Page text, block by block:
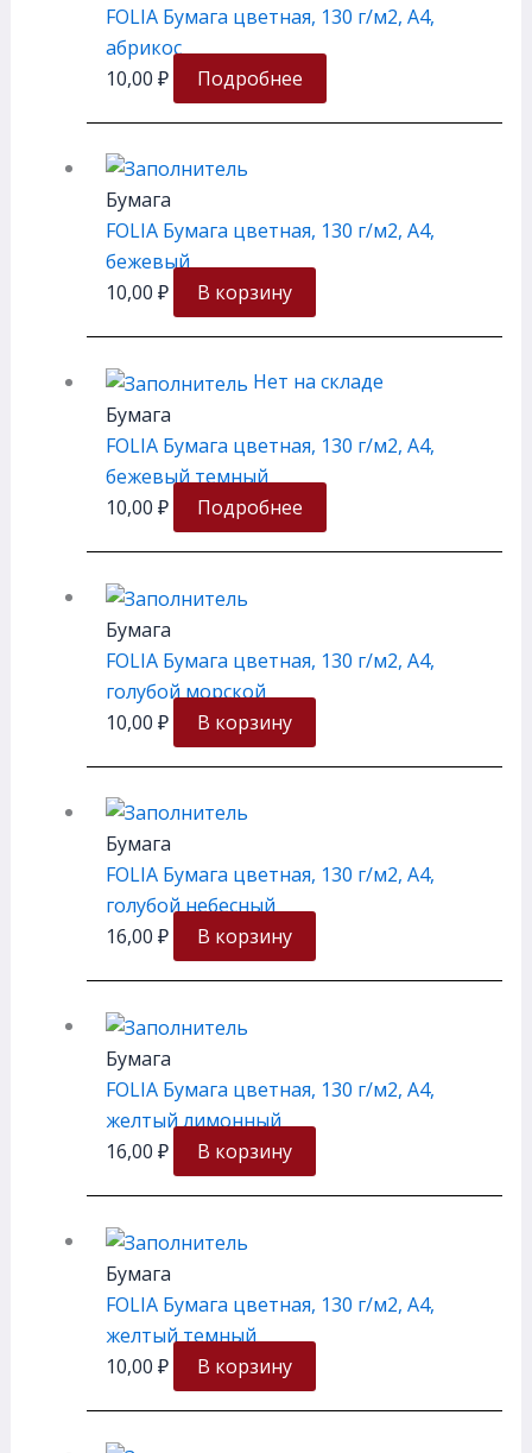
FOLIA Бумага цветная, 130 г/м2, A4,
абрикос
10,00 ₽ Подробнее
Бумага
FOLIA Бумага цветная, 130 г/м2, A4,
бежевый
10,00 ₽ В корзину
Нет на складе
Бумага
FOLIA Бумага цветная, 130 г/м2, A4,
бежевый темный
10,00 ₽ Подробнее
Бумага
FOLIA Бумага цветная, 130 г/м2, A4,
голубой морской
10,00 ₽ В корзину
Бумага
FOLIA Бумага цветная, 130 г/м2, A4,
голубой небесный
16,00 ₽ В корзину
Бумага
FOLIA Бумага цветная, 130 г/м2, A4,
желтый лимонный
16,00 ₽ В корзину
Бумага
FOLIA Бумага цветная, 130 г/м2, A4,
желтый темный
10,00 ₽ В корзину